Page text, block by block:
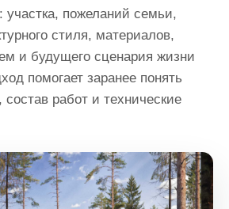
участка, пожеланий семьи,
стиля, материалов,
и будущего сценария жизни
помогает заранее понять
состав работ и технические